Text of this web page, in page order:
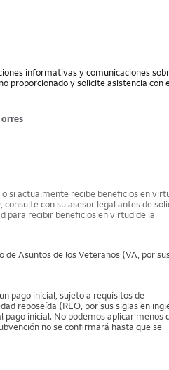
informativas y comunicaciones
proporcionado y solicite asistencia con
si actualmente recibe beneficios en
con su asesor legal antes de
para recibir beneficios en virtud de la
Asuntos de los Veteranos (VA, por
pago inicial, sujeto a requisitos de
reposeída (REO, por sus siglas en
inicial. No podemos aplicar menos
no se confirmará hasta que se